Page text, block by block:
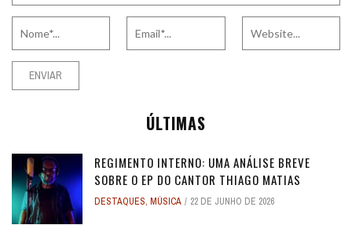
ÚLTIMAS
REGIMENTO INTERNO: UMA ANÁLISE BREVE
SOBRE O EP DO CANTOR THIAGO MATIAS
DESTAQUES, MÚSICA 22 DE JUNHO DE 2026